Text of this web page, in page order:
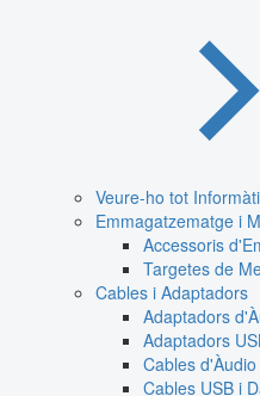
Veure-ho tot
Emmagatzematge i
Accessoris
Targetes de
Cables i Adaptadors
Adaptadors
Adaptadors
Cables
Cables USB i